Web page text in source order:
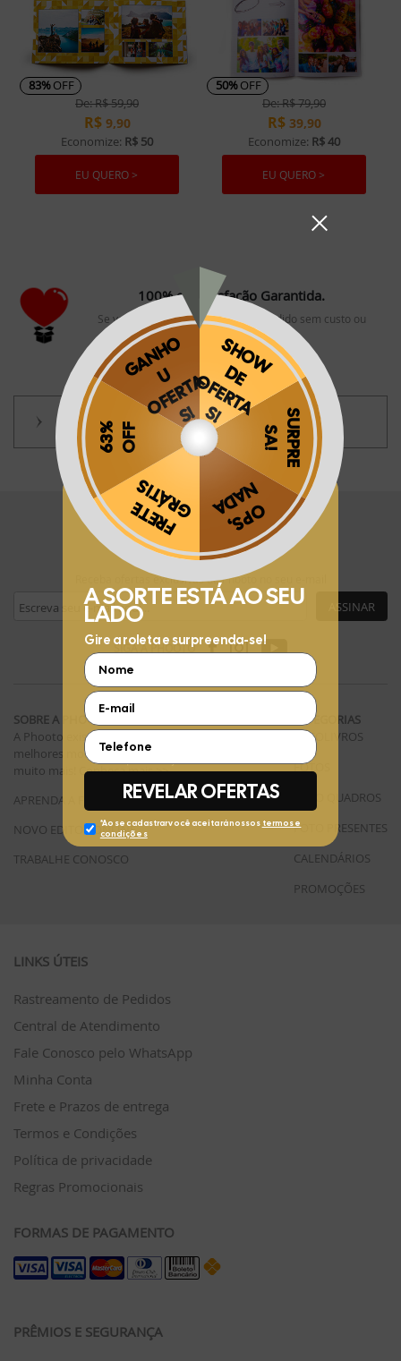
83%OFF
De: R$ 59,90
R$ 9,90
Economize: R$ 50
EU QUERO >
50%OFF
De: R$ 79,90
R$ 39,90
Economize: R$ 40
EU QUERO >
100% de Satisfação Garantida.
Se você não amar, trocamos seu pedido sem custo ou
devolvemos seu dinheiro.
Termos e Condições
FIQUE POR DENTRO
Receba ofertas exclusivas da Phooto no seu e-mail
ASSINAR
Obrigado por se cadastrar na
Aproveite e receba as novidades e ofertas exclusivas da
SIGA A PHOOTO
SOBRE A PHOOTO
A Phooto existe para te ajudar a guardar seus
melhores momentos em fotolivros, revelações e
muito mais!
Conheça mais >>
APRENDA A FAZER
NOVO EDITOR ONLINE
TRABALHE CONOSCO
CATEGORIAS
FOTOLIVROS
FOTOS
FOTO QUADROS
FOTO PRESENTES
CALENDÁRIOS
PROMOÇÕES
LINKS ÚTEIS
Rastreamento de Pedidos
Central de Atendimento
Fale Conosco pelo WhatsApp
Minha Conta
Frete e Prazos de entrega
Termos e Condições
Política de privacidade
Regras Promocionais
FORMAS DE PAGAMENTO
PRÊMIOS E SEGURANÇA